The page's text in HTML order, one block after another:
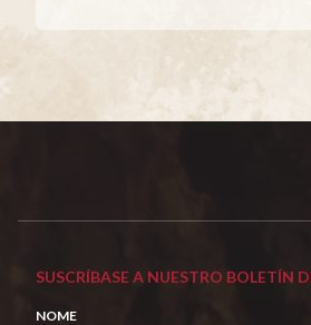
SUSCRÍBASE A NUESTRO BOLETÍN
NOME